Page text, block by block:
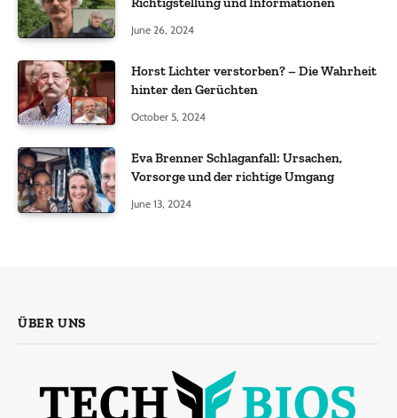
June 26, 2024
Horst Lichter verstorben? – Die Wahrheit
hinter den Gerüchten
October 5, 2024
Eva Brenner Schlaganfall: Ursachen,
Vorsorge und der richtige Umgang
June 13, 2024
ÜBER UNS